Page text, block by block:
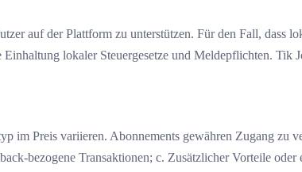
auf der Plattform zu unterstützen. Für den Fall, dass
lokaler Steuergesetze und Meldepflichten. Tik
im Preis variieren. Abonnements gewähren Zugang zu
bezogene Transaktionen; c. Zusätzlicher Vorteile